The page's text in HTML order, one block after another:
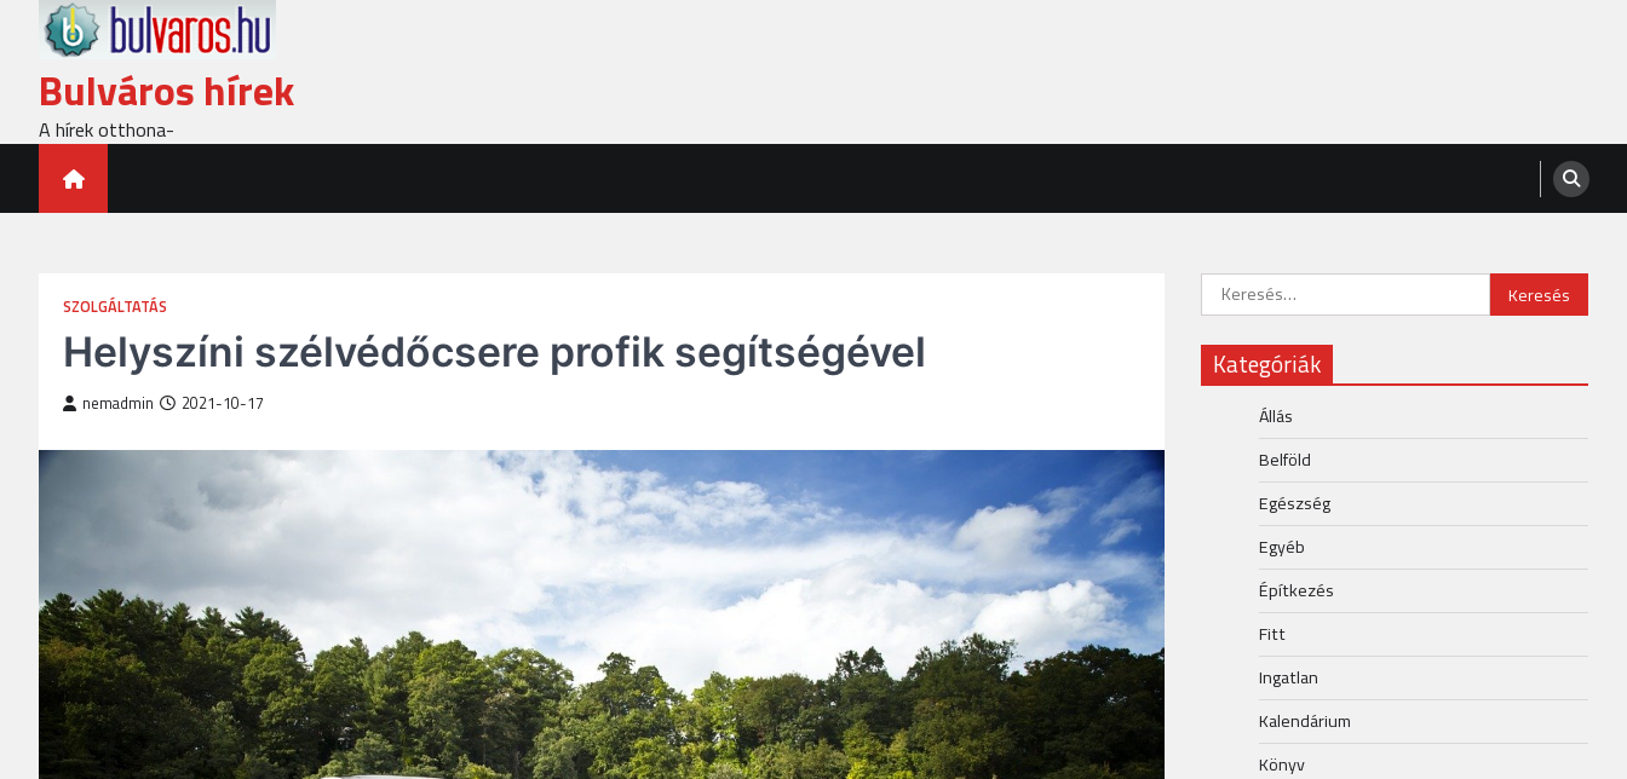
contentBulváros hírek
A hírek otthona-
SZOLGÁLTATÁS
Helyszíni szélvédőcsere profik segítségével
nemadmin 2021-10-17
Keresés:
Kategóriák
Állás
Belföld
Egészség
Egyéb
Építkezés
Fitt
Ingatlan
Kalendárium
Könyv